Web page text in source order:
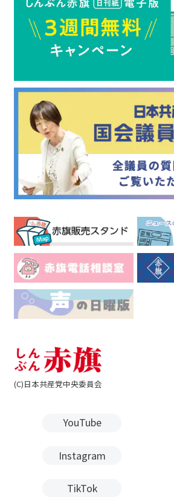
(C)日本共産党中央委員会
YouTube
TikTok
Instagram